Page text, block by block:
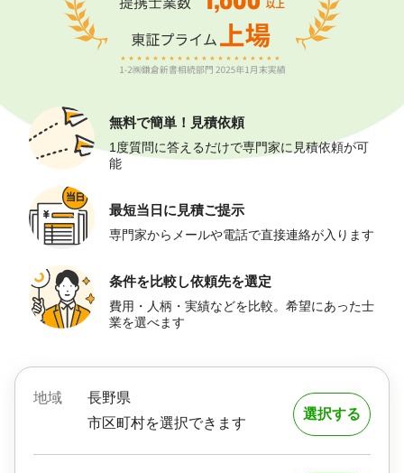
無料で簡単！ 見積依頼
1度質問に答えるだけで専門家に見積依頼が可
能
最短当日に 見積ご提示
専門家からメールや電話で直接連絡が入ります
条件を比較し依頼先を選定
費用・人柄・実績などを比較。希望にあった士
業を選べます
地域
長野県
市区町村を選択できます
選択する